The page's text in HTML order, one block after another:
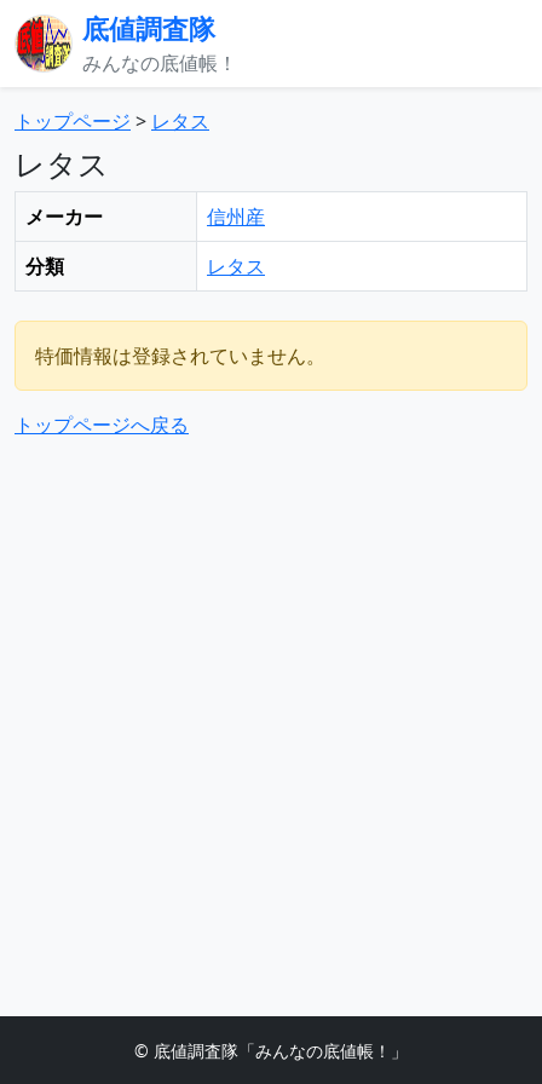
底値調査隊
みんなの底値帳！
トップページ > レタス
レタス
メーカー
信州産
分類
レタス
特価情報は登録されていません。
トップページへ戻る
© 底値調査隊「みんなの底値帳！」